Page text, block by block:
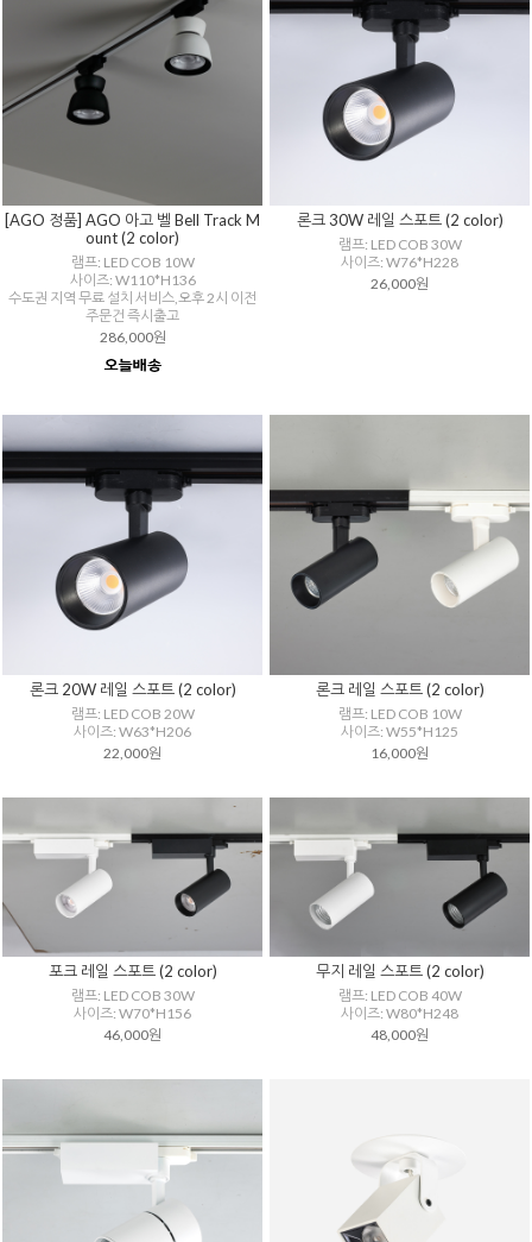
[AGO 정품] AGO 아고 벨 Bell Track M
ount (2 color)
램프: LED COB 10W
사이즈: W110*H136
수도권 지역 무료 설치 서비스,오후 2시 이전
주문건 즉시출고
286,000원
론크 30W 레일 스포트 (2 color)
램프: LED COB 30W
사이즈: W76*H228
26,000원
론크 20W 레일 스포트 (2 color)
램프: LED COB 20W
사이즈: W63*H206
22,000원
론크 레일 스포트 (2 color)
램프: LED COB 10W
사이즈: W55*H125
16,000원
포크 레일 스포트 (2 color)
램프: LED COB 30W
사이즈: W70*H156
46,000원
무지 레일 스포트 (2 color)
램프: LED COB 40W
사이즈: W80*H248
48,000원